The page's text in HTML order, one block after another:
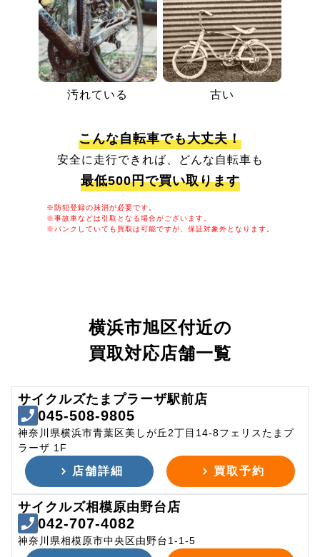
汚れている 古い
こんな自転車でも大丈夫！
安全に走行できれば、どんな自転車も
最低500円で買い取ります
※防犯登録の抹消が必要です。
※事故車などは引取となる場合がございます。
※パンクしていても買取は可能ですが、保証対象外となります。
横浜市旭区付近の
買取対応店舗一覧
サイクルズたまプラーザ駅前店
045-508-9805
神奈川県横浜市青葉区美しが丘2丁目14-8フェリスたまプ
ラーザ 1F
店舗詳細 買取予約
サイクルズ相模原由野台店
042-707-4082
神奈川県相模原市中央区由野台1-1-5